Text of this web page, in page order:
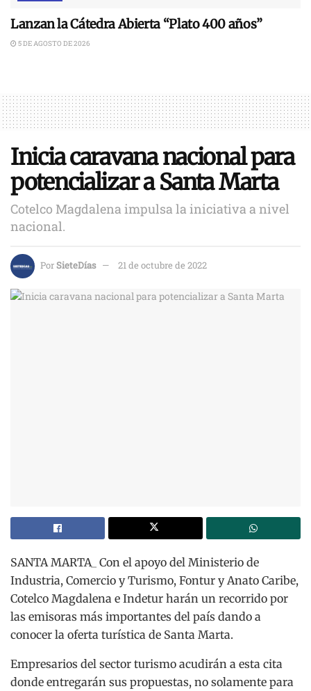
Lanzan la Cátedra Abierta “Plato 400 años”
5 DE AGOSTO DE 2026
Inicia caravana nacional para
potencializar a Santa Marta
Cotelco Magdalena impulsa la iniciativa a nivel
nacional.
PorSieteDías 21 de octubre de 2022
SANTA MARTA_ Con el apoyo del Ministerio de
Industria, Comercio y Turismo, Fontur y Anato Caribe,
Cotelco Magdalena e Indetur harán un recorrido por
las emisoras más importantes del país dando a
conocer la oferta turística de Santa Marta.
Empresarios del sector turismo acudirán a esta cita
donde entregarán sus propuestas, no solamente para